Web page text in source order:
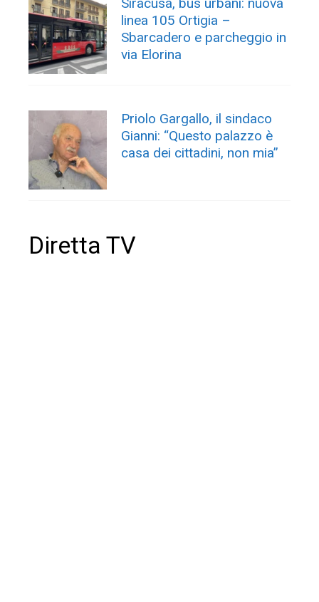
Siracusa, bus urbani: nuova
linea 105 Ortigia –
Sbarcadero e parcheggio in
via Elorina
Priolo Gargallo, il sindaco
Gianni: “Questo palazzo è
casa dei cittadini, non mia”
Diretta TV